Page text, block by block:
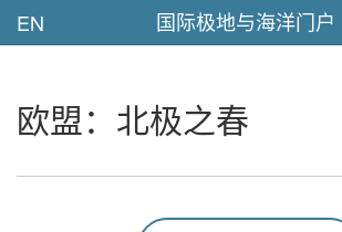
EN 国际极地与海洋门户
欧盟：北极之春